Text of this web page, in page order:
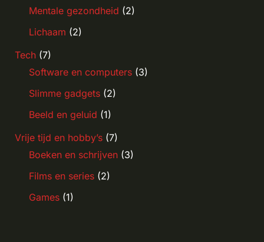
Mentale gezondheid (2)
Lichaam (2)
Tech(7)
Software en computers(3)
Slimme gadgets(2)
Beeld en geluid (1)
Vrije tijd en hobby’s(7)
Boeken en schrijven(3)
Films en series(2)
Games(1)